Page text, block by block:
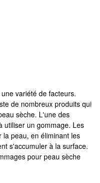
variété de facteurs.
de nombreux produits qui
sèche. L'une des
utiliser un gommage. Les
peau, en éliminant les
s'accumuler à la surface.
pour peau sèche